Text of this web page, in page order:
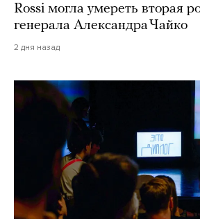
Rossi могла умереть вторая
генерала Александра Чайко
2 дня назад